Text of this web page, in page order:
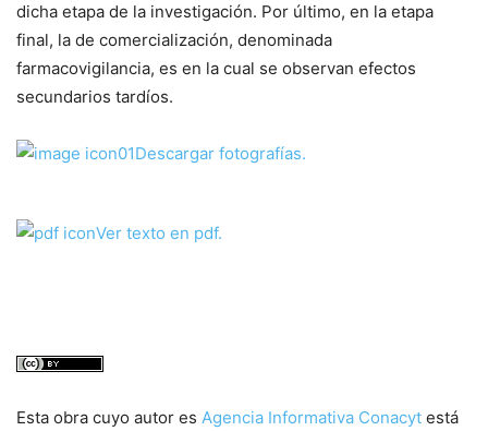
dicha etapa de la investigación. Por último, en la etapa
final, la de comercialización, denominada
farmacovigilancia, es en la cual se observan efectos
secundarios tardíos.
Descargar fotografías.
Ver texto en pdf.
Esta obra cuyo autor es Agencia Informativa Conacyt está